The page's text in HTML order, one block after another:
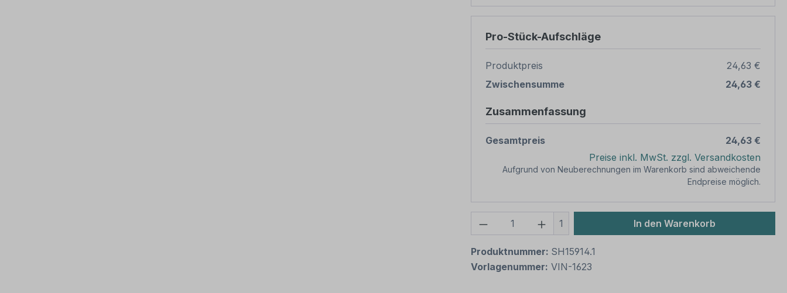
Pro-Stück-Aufschläge
Produktpreis
24,63 €
Zwischensumme
24,63 €
Zusammenfassung
Gesamtpreis
24,63 €
Preise inkl. MwSt. zzgl. Versandkosten
Aufgrund von Neuberechnungen im Warenkorb sind abweichende
Endpreise möglich.
Produkt Anzahl: Gib den gewünschten Wert
1 In den Warenkorb
Produktnummer: SH15914.1
Vorlagenummer: VIN-1623